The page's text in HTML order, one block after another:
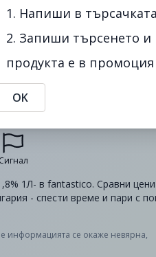
Сигнал
1Л- в fantastico. Сравни
- спести време и пари с
информацията се окаже невярна,
1. Напиши в
2. Запиши търсенето и
продукта е в промоция
OK